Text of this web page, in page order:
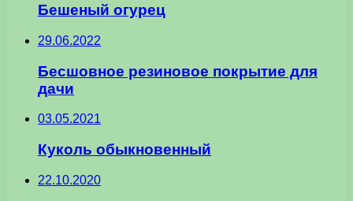
Бешеный огурец
29.06.2022
Бесшовное резиновое покрытие для
дачи
03.05.2021
Куколь обыкновенный
22.10.2020